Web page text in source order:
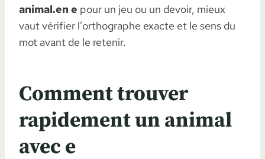
animal.en e pour un jeu ou un devoir, mieux
vaut vérifier l’orthographe exacte et le sens du
mot avant de le retenir.
Comment trouver
rapidement un animal
avec e